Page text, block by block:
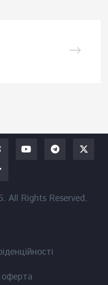
All Rights Reserved.
оферта